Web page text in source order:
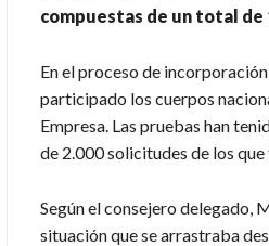
compuestas de un total de
En el proceso de
participado los cuerpos
Empresa. Las pruebas han
de 2.000 solicitudes de los
Según el consejero delegado,
situación que se arrastraba